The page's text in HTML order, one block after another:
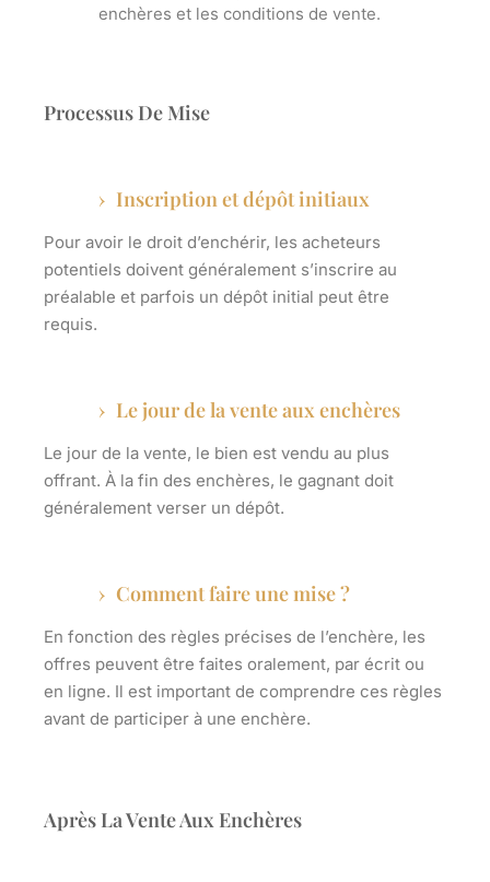
enchères et les conditions de vente.
Processus De Mise
Inscription et dépôt initiaux
Pour avoir le droit d’enchérir, les acheteurs
potentiels doivent généralement s’inscrire au
préalable et parfois un dépôt initial peut être
requis.
Le jour de la vente aux enchères
Le jour de la vente, le bien est vendu au plus
offrant. À la fin des enchères, le gagnant doit
généralement verser un dépôt.
Comment faire une mise ?
En fonction des règles précises de l’enchère, les
offres peuvent être faites oralement, par écrit ou
en ligne. Il est important de comprendre ces règles
avant de participer à une enchère.
Après La Vente Aux Enchères